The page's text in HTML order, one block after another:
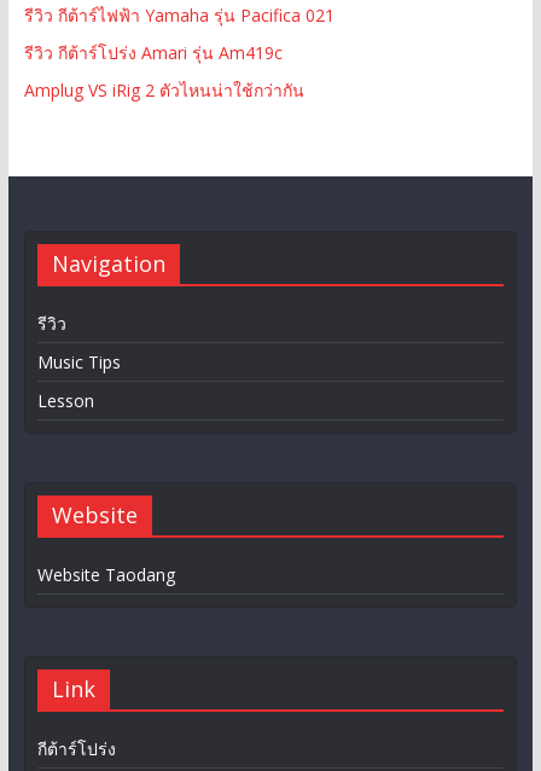
รีวิว กีต้าร์ไฟฟ้า Yamaha รุ่น Pacifica 021
รีวิว กีต้าร์โปร่ง Amari รุ่น Am419c
Amplug VS iRig 2 ตัวไหนน่าใช้กว่ากัน
Navigation
รีวิว
Music Tips
Lesson
Website
Website Taodang
Link
กีต้าร์โปร่ง